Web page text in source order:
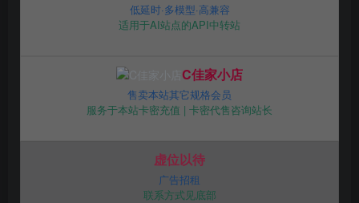
低延时·多模型·高兼容
适用于AI站点的API中转站
C佳家小店
售卖本站其它规格会员
服务于本站卡密充值 | 卡密代售咨询站长
虚位以待
广告招租
联系方式见底部